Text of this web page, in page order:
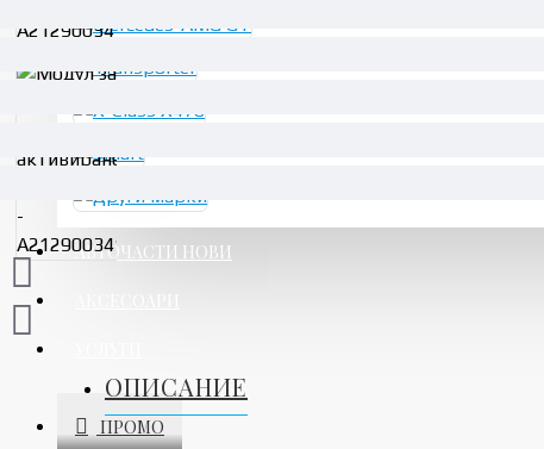
АВТОЧАСТИ НОВИ
ПРОМО
ОПИСАНИЕ